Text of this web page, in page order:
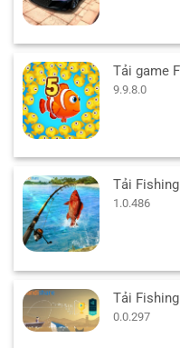
9.9.8.0
1.0.486
0.0.297